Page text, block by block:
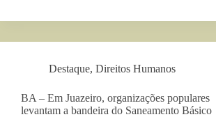
Destaque, Direitos Humanos
BA – Em Juazeiro, organizações populares
levantam a bandeira do Saneamento Básico